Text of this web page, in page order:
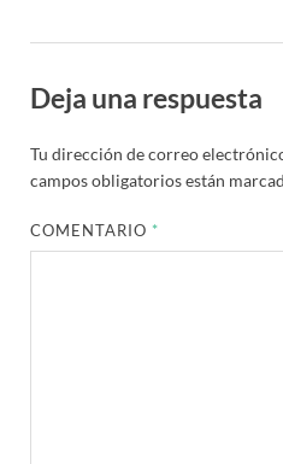
Deja una respuesta
Tu dirección de correo
campos obligatorios están
COMENTARIO *